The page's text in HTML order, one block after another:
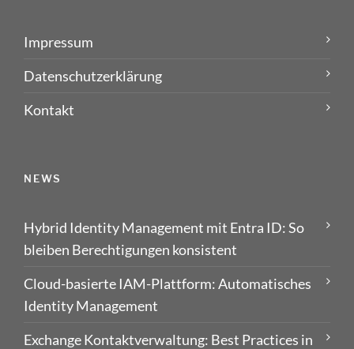
Impressum
Datenschutzerklärung
Kontakt
NEWS
Hybrid Identity Management mit Entra ID: So
bleiben Berechtigungen konsistent
Cloud-basierte IAM-Plattform: Automatisches
Identity Management
Exchange Kontaktverwaltung: Best Practices in